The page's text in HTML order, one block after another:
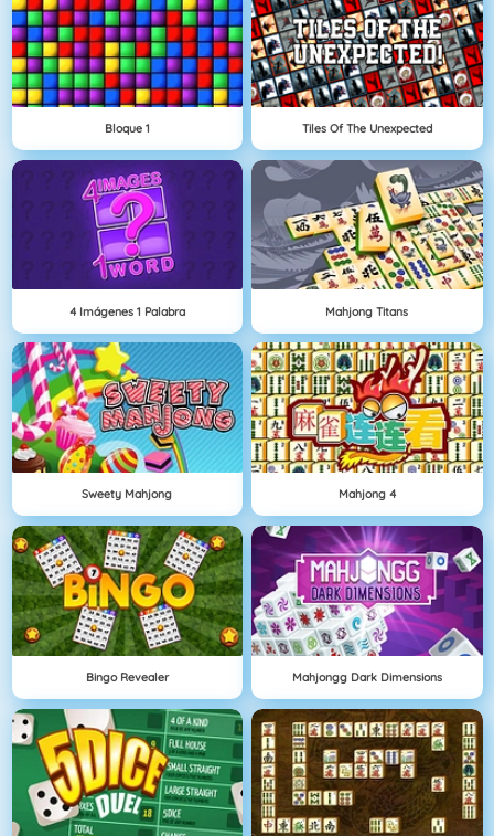
Bloque 1 Tiles Of The Unexpected
4 Imágenes 1 Palabra Mahjong Titans
Sweety Mahjong Mahjong 4
Bingo Revealer Mahjongg Dark Dimensions